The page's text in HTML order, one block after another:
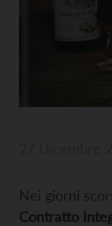
Nei giorni
Contratto